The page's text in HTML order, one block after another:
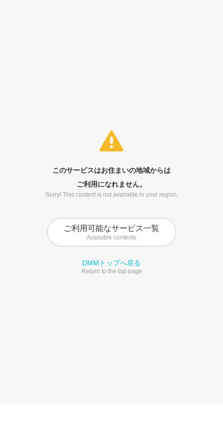
このサービスはお住まいの地域からは
ご利用になれません。
Sorry! This content is not available in your region.
ご利用可能なサービス一覧
Available contents
DMMトップへ戻る
Return to the top page